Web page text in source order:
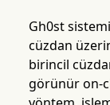
Gh0st
cüzdan
birincil
görünür on-